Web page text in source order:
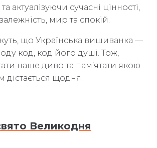
актуалізуючи сучасні цінності,
мир та спокій.
що Українська вишиванка —
код, код його душі. Тож,
наше диво та пам’ятати якою
дістається щодня.
Великодня